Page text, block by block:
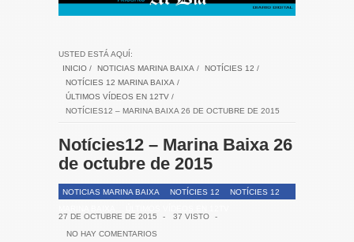
USTED ESTÁ AQUÍ:
INICIO / NOTICIAS MARINA BAIXA / NOTÍCIES 12 /
NOTÍCIES 12 MARINA BAIXA /
ÚLTIMOS VÍDEOS EN 12TV /
NOTÍCIES12 – MARINA BAIXA 26 DE OCTUBRE DE 2015
Notícies12 – Marina Baixa 26
de octubre de 2015
NOTICIAS MARINA BAIXA NOTÍCIES 12
NOTÍCIES 12
27 DE OCTUBRE DE 2015
- 37 VISTO
-
NO HAY COMENTARIOS